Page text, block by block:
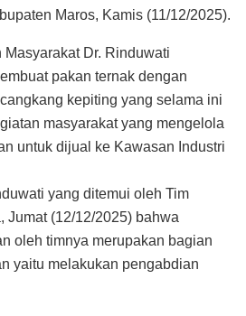
Maros, Kamis (11/12/2025).
Dr. Rinduwati
pakan ternak dengan
kepiting yang selama ini
masyarakat yang mengelola
untuk dijual ke Kawasan Industri
yang ditemui oleh Tim
Jumat (12/12/2025) bahwa
oleh timnya merupakan bagian
yaitu melakukan pengabdian